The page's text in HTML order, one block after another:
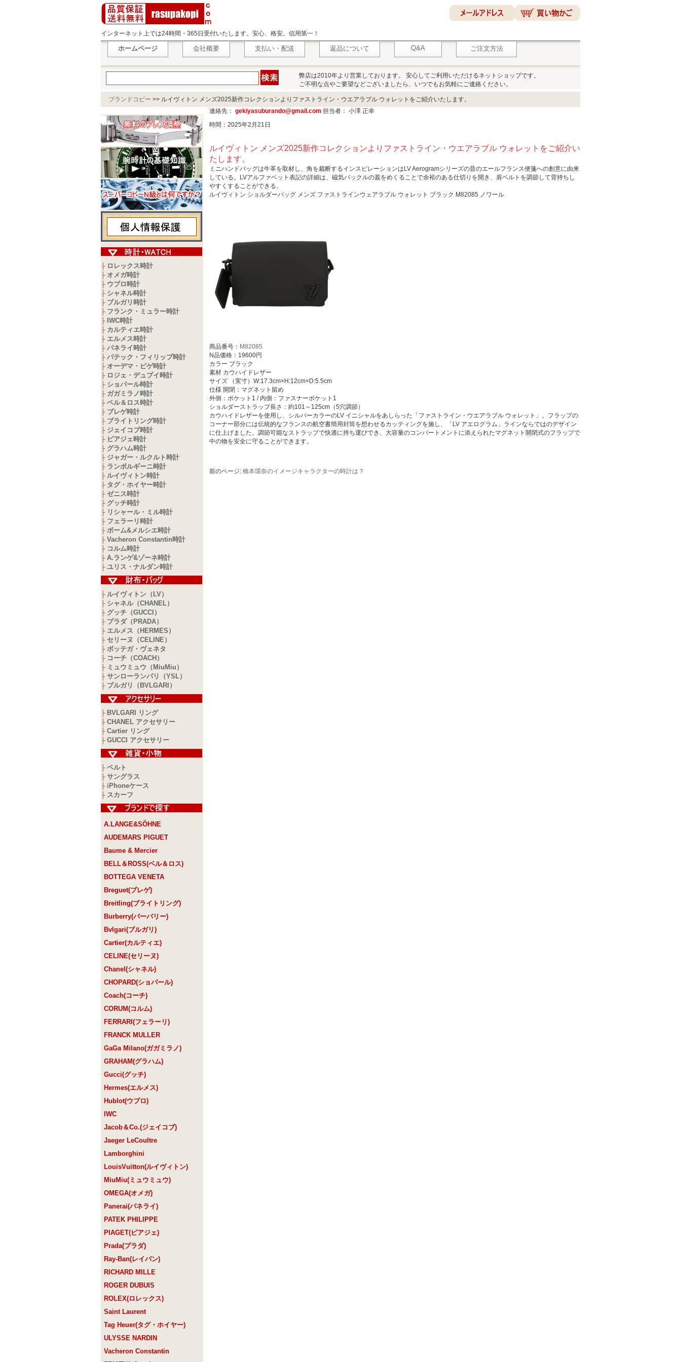
インターネット上では24時間・365日受付いたします。安心、格安。信用第一！
ホームページ 会社概要 支払い・配送 返品について Q&A ご注文方法
弊店は2010年より営業しております。 安心してご利用いただけるネットショップです。
ご不明な点やご要望などございましたら、いつでもお気軽にご連絡ください。
ブランドコピー >> ルイヴィトン メンズ2025新作コレクションよりファストライン・ウエアラブル ウォレットをご紹介いたします。
├ ロレックス時計
├ オメガ時計
├ ウブロ時計
├ シャネル時計
├ ブルガリ時計
├ フランク・ミュラー時計
├ IWC時計
├ カルティエ時計
├ エルメス時計
├ パネライ時計
├ パテック・フィリップ時計
├ オーデマ・ピゲ時計
├ ロジェ・デュブイ時計
├ ショパール時計
├ ガガミラノ時計
├ ベル＆ロス時計
├ ブレゲ時計
├ ブライトリング時計
├ ジェイコブ時計
├ ピアジェ時計
├ グラハム時計
├ ジャガー・ルクルト時計
├ ランボルギーニ時計
├ ルイヴィトン時計
├ タグ・ホイヤー時計
├ ゼニス時計
├ グッチ時計
├ リシャール・ミル時計
├ フェラーリ時計
├ ボーム&メルシエ時計
├ Vacheron Constantin時計
├ コルム時計
├ A.ランゲ&ゾーネ時計
├ ユリス・ナルダン時計
├ ルイヴィトン（LV）
├ シャネル（CHANEL）
├ グッチ（GUCCI）
├ プラダ（PRADA）
├ エルメス（HERMES）
├ セリーヌ（CELINE）
├ ボッテガ・ヴェネタ
├ コーチ（COACH）
├ ミュウミュウ（MiuMiu）
├ サンローランパリ（YSL）
├ ブルガリ（BVLGARI）
├ BVLGARI リング
├ CHANEL アクセサリー
├ Cartier リング
├ GUCCI アクセサリー
├ ベルト
├ サングラス
├ iPhoneケース
├ スカーフ
A.LANGE&SÖHNE
AUDEMARS PIGUET
Baume & Mercier
BELL＆ROSS(ベル＆ロス)
BOTTEGA VENETA
Breguet(ブレゲ)
Breitling(ブライトリング)
Burberry(バーバリー)
Bvlgari(ブルガリ)
Cartier(カルティエ)
CELINE(セリーヌ)
Chanel(シャネル)
CHOPARD(ショパール)
Coach(コーチ)
CORUM(コルム)
FERRARI(フェラーリ)
FRANCK MULLER
GaGa Milano(ガガミラノ)
GRAHAM(グラハム)
Gucci(グッチ)
Hermes(エルメス)
Hublot(ウブロ)
IWC
Jacob＆Co.(ジェイコブ)
Jaeger LeCoultre
Lamborghini
LouisVuitton(ルイヴィトン)
MiuMiu(ミュウミュウ)
OMEGA(オメガ)
Panerai(パネライ)
PATEK PHILIPPE
PIAGET(ピアジェ)
Prada(プラダ)
Ray-Ban(レイバン)
RICHARD MILLE
ROGER DUBUIS
ROLEX(ロレックス)
Saint Laurent
Tag Heuer(タグ・ホイヤー)
ULYSSE NARDIN
Vacheron Constantin
連絡先： gekiyasuburando@gmail.com 担当者： 小澤 正幸
時間：2025年2月21日
ルイヴィトン メンズ2025新作コレクションよりファストライン・ウエアラブル ウォレットをご紹介い
たします。
ミニハンドバッグは牛革を取材し、角を裁断するインスピレーションはLV Aerogramシリーズの昔のエールフランス便箋への創意に由来
している。LVアルファベット表記の詳細は、磁気バックルの蓋をめくることで余裕のある仕切りを開き、肩ベルトを調節して背持ちし
やすくすることができる。
ルイヴィトン ショルダーバッグ メンズ ファストラインウェアラブル ウォレット ブラック M82085 ノワール
商品番号： M82085
N品価格：19600円
カラー ブラック
素材 カウハイドレザー
サイズ （実寸）W:17.3cm×H:12cm×D:5.5cm
仕様 開閉：マグネット留め
外側：ポケット1 / 内側：ファスナーポケット1
ショルダーストラップ長さ：約101～125cm（5穴調節）
カウハイドレザーを使用し、シルバーカラーのLV イニシャルをあしらった「ファストライン・ウエアラブル ウォレット」。フラップの
コーナー部分には伝統的なフランスの航空書簡用封筒を想わせるカッティングを施し、「LV アエログラム」ラインならではのデザイン
に仕上げました。調節可能なストラップで快適に持ち運びでき、大容量のコンパートメントに添えられたマグネット開閉式のフラップで
中の物を安全に守ることができます。
前のページ: 橋本環奈のイメージキャラクターの時計は？